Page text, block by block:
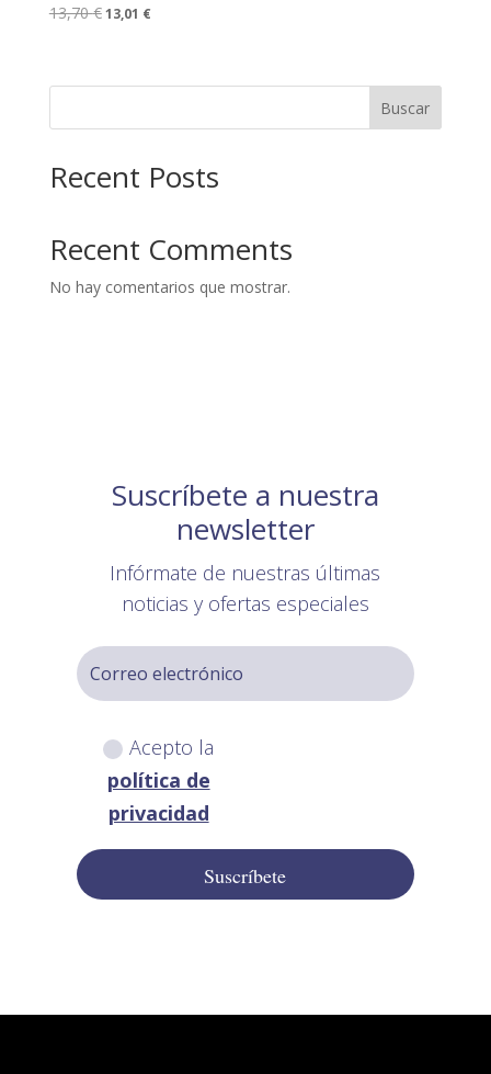
13,70€13,01 €
Buscar
Recent Posts
Recent Comments
No hay comentarios que mostrar.
Suscríbete a nuestra
newsletter
Infórmate de nuestras últimas
noticias y ofertas especiales
Acepto la
política de
privacidad
Suscríbete